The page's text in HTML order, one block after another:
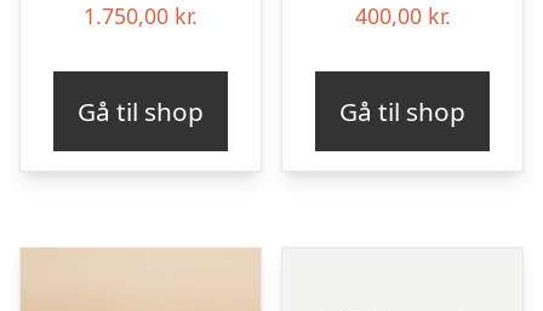
1.750,00 kr.
Gå til shop
400,00 kr.
Gå til shop